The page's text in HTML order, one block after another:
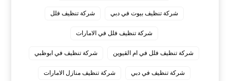
شركة تنظيف بيوت في دبي شركة تنظيف فلل
شركة تنظيف فلل في الامارات
شركة تنظيف فلل في ام القيوين شركة تنظيف في ابوظبي
شركة تنظيف في دبي شركة تنظيف منازل الامارات